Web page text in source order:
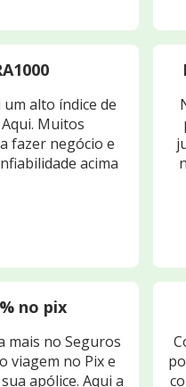
alto índice de
Muitos
fazer negócio e
acima
no pix
mais no Seguros
viagem no Pix e
apólice. Aqui a